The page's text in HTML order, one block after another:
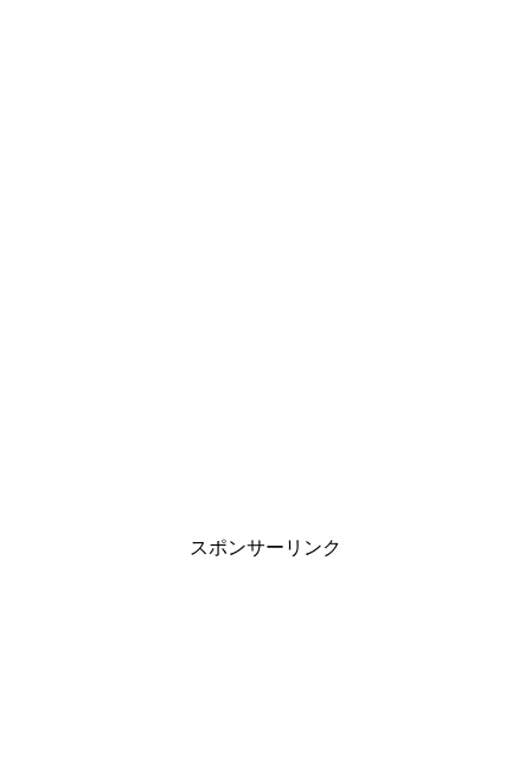
スポンサーリンク